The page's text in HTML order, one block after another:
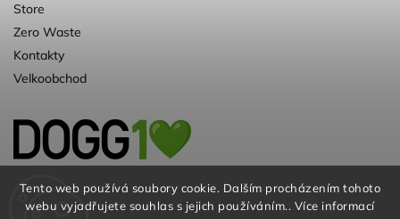
Tento web používá soubory cookie. Dalším procházením tohoto
webu vyjadřujete souhlas s jejich používáním.. Více informací
Store
Zero Waste
Kontakty
Velkoobchod
Kvalitní a ♻️eko chovatelské potřeby pro
psy. Už 10 let